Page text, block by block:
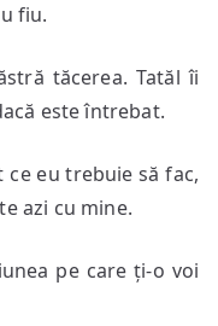
fiu.
tăcerea. Tatăl îi
este întrebat.
ce eu trebuie să fac,
azi cu mine.
pe care ți-o voi